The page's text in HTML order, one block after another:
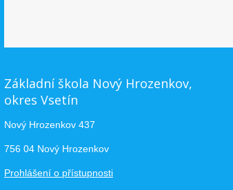
Základní škola Nový Hrozenkov,
okres Vsetín
Nový Hrozenkov 437
756 04 Nový Hrozenkov
Prohlášení o přístupnosti